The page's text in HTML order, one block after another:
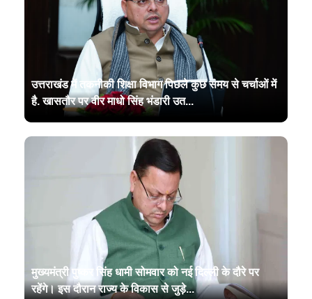
उत्तराखंड में तकनीकी शिक्षा विभाग पिछले कुछ समय से चर्चाओं में
है. खासतौर पर वीर माधो सिंह भंडारी उत...
मुख्यमंत्री पुष्कर सिंह धामी सोमवार को नई दिल्ली के दौरे पर
रहेंगे। इस दौरान राज्य के विकास से जुड़े...